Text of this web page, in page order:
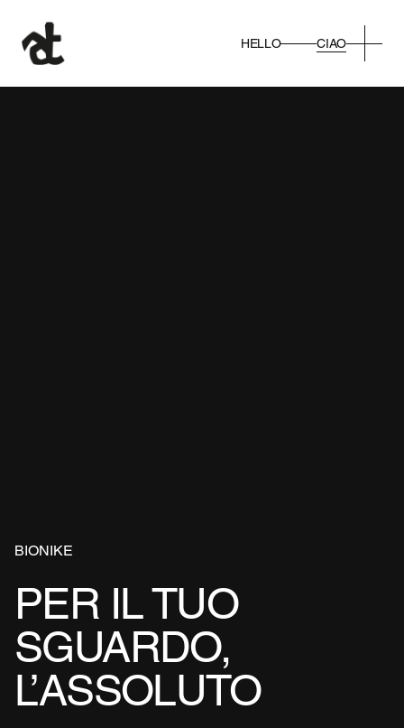
HELLO CIAO
BIONIKE
PER IL TUO
SGUARDO,
L’ASSOLUTO